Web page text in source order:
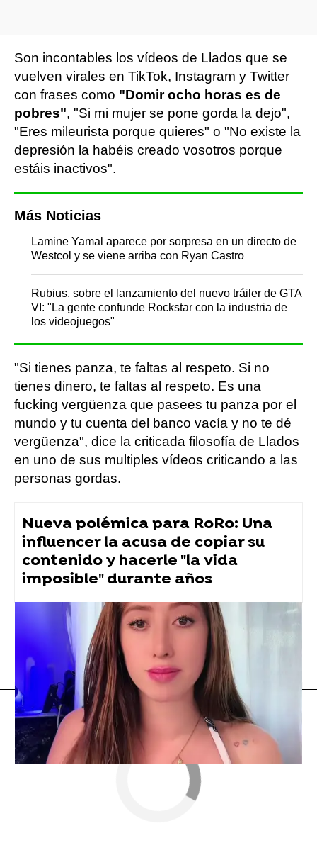
Son incontables los vídeos de Llados que se
vuelven virales en TikTok, Instagram y Twitter
con frases como "Domir ocho horas es de
pobres", "Si mi mujer se pone gorda la dejo",
"Eres mileurista porque quieres" o "No existe la
depresión la habéis creado vosotros porque
estáis inactivos".
Más Noticias
Lamine Yamal aparece por sorpresa en un directo de
Westcol y se viene arriba con Ryan Castro
Rubius, sobre el lanzamiento del nuevo tráiler de GTA
VI: "La gente confunde Rockstar con la industria de
los videojuegos"
"Si tienes panza, te faltas al respeto. Si no
tienes dinero, te faltas al respeto. Es una
fucking vergüenza que pasees tu panza por el
mundo y tu cuenta del banco vacía y no te dé
vergüenza", dice la criticada filosofía de Llados
en uno de sus multiples vídeos criticando a las
personas gordas.
Nueva polémica para RoRo: Una
influencer la acusa de copiar su
contenido y hacerle "la vida
imposible" durante años
Flooxer Now » Muy Fan